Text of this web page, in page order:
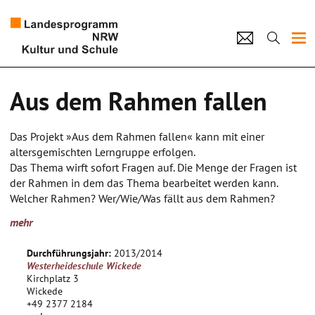
Künstlerpool
Schulen
Kultur und Schule
Aus dem Rahmen fallen
Das Projekt »Aus dem Rahmen fallen« kann mit einer
altersgemischten Lerngruppe erfolgen.
Das Thema wirft sofort Fragen auf. Die Menge der Fragen ist
der Rahmen in dem das Thema bearbeitet werden kann.
Welcher Rahmen? Wer/Wie/Was fällt aus dem Rahmen?
Rahmen? Warum passt etwas und warum passt etwas nicht?
haben?
Das Projekt lässt sich in viele Unterthemen aufteilen und
strukturieren.
Bei der bildnerischen Umsetzung können verschiedene
mehr
Durchführungsjahr: 2013/2014
Westerheideschule Wickede
Kirchplatz 3
Wickede
+49 2377 2184